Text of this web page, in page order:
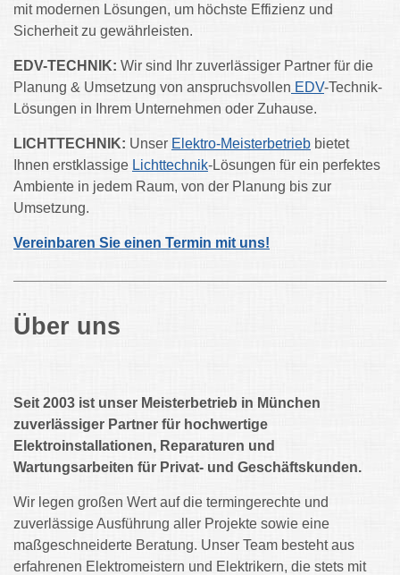
mit modernen Lösungen, um höchste Effizienz und
Sicherheit zu gewährleisten.
EDV-TECHNIK: Wir sind Ihr zuverlässiger Partner für die
Planung & Umsetzung von anspruchsvollen EDV-Technik-
Lösungen in Ihrem Unternehmen oder Zuhause.
LICHTTECHNIK: Unser Elektro-Meisterbetrieb bietet
Ihnen erstklassige Lichttechnik-Lösungen für ein perfektes
Ambiente in jedem Raum, von der Planung bis zur
Umsetzung.
Vereinbaren Sie einen Termin mit uns!
Über uns
Seit 2003 ist unser Meisterbetrieb in München
zuverlässiger Partner für hochwertige
Elektroinstallationen, Reparaturen und
Wartungsarbeiten für Privat- und Geschäftskunden.
Wir legen großen Wert auf die termingerechte und
zuverlässige Ausführung aller Projekte sowie eine
maßgeschneiderte Beratung. Unser Team besteht aus
erfahrenen Elektromeistern und Elektrikern, die stets mit